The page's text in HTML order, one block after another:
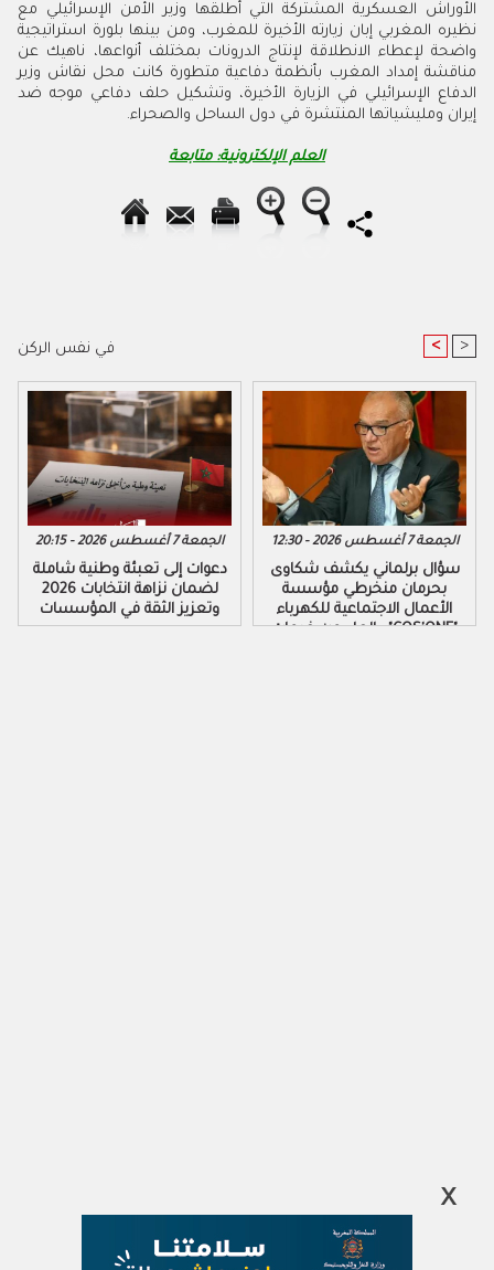
الأوراش العسكرية المشتركة التي أطلقها وزير الأمن الإسرائيلي مع
نظيره المغربي إبان زيارته الأخيرة للمغرب، ومن بينها بلورة استراتيجية
واضحة لإعطاء الانطلاقة لإنتاج الدرونات بمختلف أنواعها، ناهيك عن
مناقشة إمداد المغرب بأنظمة دفاعية متطورة كانت محل نقاش وزير
الدفاع الإسرائيلي في الزيارة الأخيرة، وتشكيل حلف دفاعي موجه ضد
إيران ومليشياتها المنتشرة في دول الساحل والصحراء.
العلم الإلكترونية: متابعة
في نفس الركن < >
الجمعة 7 أغسطس 2026 - 20:15
دعوات إلى تعبئة وطنية شاملة
لضمان نزاهة انتخابات 2026
وتعزيز الثقة في المؤسسات
الجمعة 7 أغسطس 2026 - 12:30
سؤال برلماني يكشف شكاوى
بحرمان منخرطي مؤسسة
الأعمال الاجتماعية للكهرباء
والماء من خدمات "COS'ONE"